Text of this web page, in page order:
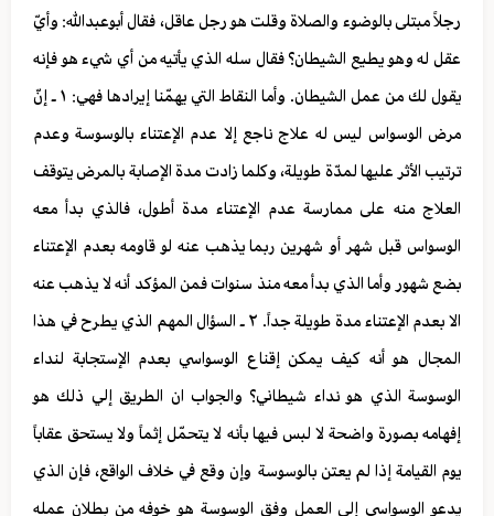
رجلاً مبتلى بالوضوء والصلاة وقلت هو رجل عاقل، فقال أبوعبدالله: وأيّ
عقل له وهو يطيع الشيطان؟ فقال سله الذي يأتيه من أي شيء هو فإنه
يقول لك من عمل الشيطان. وأما النقاط التي يهمّنا إيرادها فهي: ١ ـ إنّ
مرض الوسواس ليس له علاج ناجع إلا عدم الإعتناء بالوسوسة وعدم
ترتيب الأثر عليها لمدّة طويلة، وكلما زادت مدة الإصابة بالمرض يتوقف
العلاج منه على ممارسة عدم الإعتناء مدة أطول، فالذي بدأ معه
الوسواس قبل شهر أو شهرين ربما يذهب عنه لو قاومه بعدم الإعتناء
بضع شهور وأما الذي بدأ معه منذ سنوات فمن المؤكد أنه لا يذهب عنه
الا بعدم الإعتناء مدة طويلة جداً. ٢ ـ السؤال المهم الذي يطرح في هذا
المجال هو أنه كيف يمكن إقناع الوسواسي بعدم الإستجابة لنداء
الوسوسة الذي هو نداء شيطاني؟ والجواب ان الطريق إلي ذلك هو
إفهامه بصورة واضحة لا لبس فيها بأنه لا يتحمّل إثماً ولا يستحق عقاباً
يوم القيامة إذا لم يعتن بالوسوسة وإن وقع في خلاف الواقع، فإن الذي
يدعو الوسواسي إلى العمل وفق الوسوسة هو خوفه من بطلان عمله